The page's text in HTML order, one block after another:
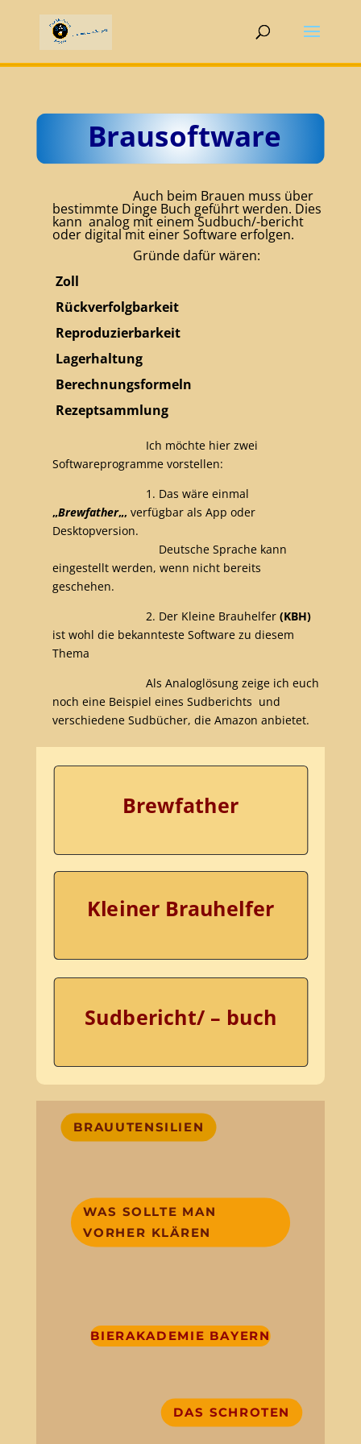
Brausoftware
Auch beim Brauen muss über
bestimmte Dinge Buch geführt werden. Dies
kann analog mit einem Sudbuch/-bericht
oder digital mit einer Software erfolgen.
Gründe dafür wären:
Zoll
Rückverfolgbarkeit
Reproduzierbarkeit
Lagerhaltung
Berechnungsformeln
Rezeptsammlung
Ich möchte hier zwei
Softwareprogramme vorstellen:
1. Das wäre einmal
„Brewfather„, verfügbar als App oder
Desktopversion.
Deutsche Sprache kann
eingestellt werden, wenn nicht bereits
geschehen.
2. Der Kleine Brauhelfer(KBH)
ist wohl die bekannteste Software zu diesem
Thema
Als Analoglösung zeige ich euch
noch eine Beispiel eines Sudberichts und
verschiedene Sudbücher, die Amazon anbietet.
Brewfather
Kleiner Brauhelfer
Sudbericht/ – buch
BRAUUTENSILIEN
WAS SOLLTE MAN
VORHER KLÄREN
BIERAKADEMIE BAYERN
DAS SCHROTEN